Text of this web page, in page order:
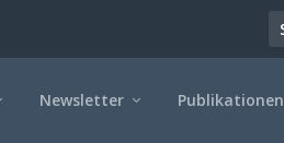
Newsletter Publikationen